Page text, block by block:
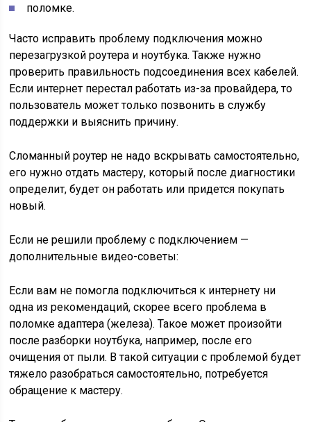
поломке.
Часто исправить проблему подключения можно
перезагрузкой роутера и ноутбука. Также нужно
проверить правильность подсоединения всех кабелей.
Если интернет перестал работать из-за провайдера, то
пользователь может только позвонить в службу
поддержки и выяснить причину.
Сломанный роутер не надо вскрывать самостоятельно,
его нужно отдать мастеру, который после диагностики
определит, будет он работать или придется покупать
новый.
Если не решили проблему с подключением —
дополнительные видео-советы:
Если вам не помогла подключиться к интернету ни
одна из рекомендаций, скорее всего проблема в
поломке адаптера (железа). Такое может произойти
после разборки ноутбука, например, после его
очищения от пыли. В такой ситуации с проблемой будет
тяжело разобраться самостоятельно, потребуется
обращение к мастеру.